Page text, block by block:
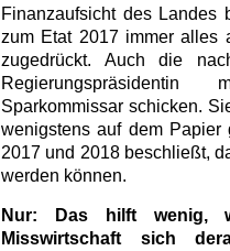
Finanzaufsicht des Landes
zum Etat 2017 immer alles
zugedrückt. Auch die
Sparkommissar schicken.
wenigstens auf dem Papier
2017 und 2018 beschließt,
werden können.
Nur: Das hilft wenig,
Misswirtschaft sich